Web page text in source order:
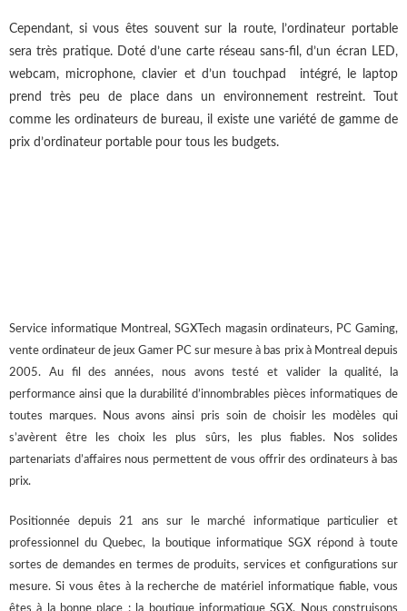
Cependant, si vous êtes souvent sur la route, l’ordinateur portable
sera très pratique. Doté d’une carte réseau sans-fil, d’un écran LED,
webcam, microphone, clavier et d’un touchpad intégré, le laptop
prend très peu de place dans un environnement restreint. Tout
comme les ordinateurs de bureau, il existe une variété de gamme de
prix d’ordinateur portable pour tous les budgets.
Service informatique Montreal, SGXTech magasin ordinateurs, PC Gaming,
vente ordinateur de jeux Gamer PC sur mesure à bas prix à Montreal depuis
2005. Au fil des années, nous avons testé et valider la qualité, la
performance ainsi que la durabilité d’innombrables pièces informatiques de
toutes marques. Nous avons ainsi pris soin de choisir les modèles qui
s’avèrent être les choix les plus sûrs, les plus fiables. Nos solides
partenariats d’affaires nous permettent de vous offrir des ordinateurs à bas
prix.
Positionnée depuis 21 ans sur le marché informatique particulier et
professionnel du Quebec, la boutique informatique SGX répond à toute
sortes de demandes en termes de produits, services et configurations sur
mesure. Si vous êtes à la recherche de matériel informatique fiable, vous